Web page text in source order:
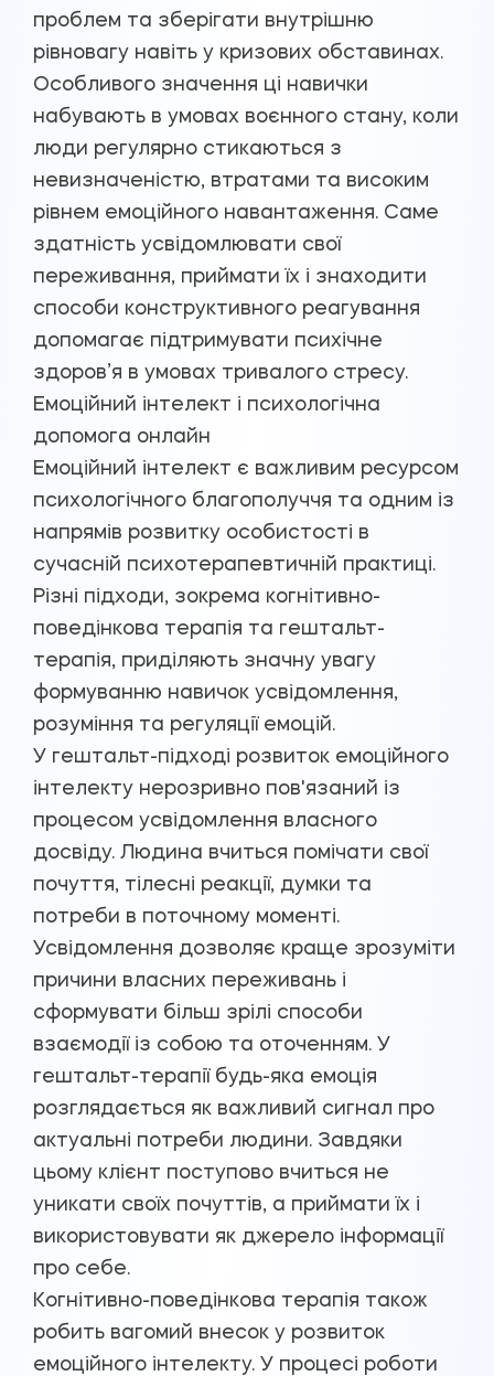
проблем та зберігати внутрішню
рівновагу навіть у кризових обставинах.
Особливого значення ці навички
набувають в умовах воєнного стану, коли
люди регулярно стикаються з
невизначеністю, втратами та високим
рівнем емоційного навантаження. Саме
здатність усвідомлювати свої
переживання, приймати їх і знаходити
способи конструктивного реагування
допомагає підтримувати психічне
здоров’я в умовах тривалого стресу.
Емоційний інтелект і психологічна
допомога онлайн
Емоційний інтелект є важливим ресурсом
психологічного благополуччя та одним із
напрямів розвитку особистості в
сучасній психотерапевтичній практиці.
Різні підходи, зокрема когнітивно-
поведінкова терапія та гештальт-
терапія, приділяють значну увагу
формуванню навичок усвідомлення,
розуміння та регуляції емоцій.
У гештальт-підході розвиток емоційного
інтелекту нерозривно пов'язаний із
процесом усвідомлення власного
досвіду. Людина вчиться помічати свої
почуття, тілесні реакції, думки та
потреби в поточному моменті.
Усвідомлення дозволяє краще зрозуміти
причини власних переживань і
сформувати більш зрілі способи
взаємодії із собою та оточенням. У
гештальт-терапії будь-яка емоція
розглядається як важливий сигнал про
актуальні потреби людини. Завдяки
цьому клієнт поступово вчиться не
уникати своїх почуттів, а приймати їх і
використовувати як джерело інформації
про себе.
Когнітивно-поведінкова терапія також
робить вагомий внесок у розвиток
емоційного інтелекту. У процесі роботи